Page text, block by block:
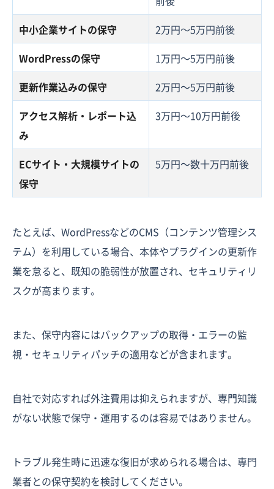
中小企業サイトの保守
2万円〜5万円前後
WordPressの保守
1万円〜5万円前後
更新作業込みの保守
2万円〜5万円前後
アクセス解析・レポート込
み
3万円〜10万円前後
ECサイト・大規模サイトの
保守
5万円〜数十万円前後
たとえば、WordPressなどのCMS（コンテンツ管理シス
テム）を利用している場合、本体やプラグインの更新作
業を怠ると、既知の脆弱性が放置され、セキュリティリ
スクが高まります。
また、保守内容にはバックアップの取得・エラーの監
視・セキュリティパッチの適用などが含まれます。
自社で対応すれば外注費用は抑えられますが、専門知識
がない状態で保守・運用するのは容易ではありません。
トラブル発生時に迅速な復旧が求められる場合は、専門
業者との保守契約を検討してください。